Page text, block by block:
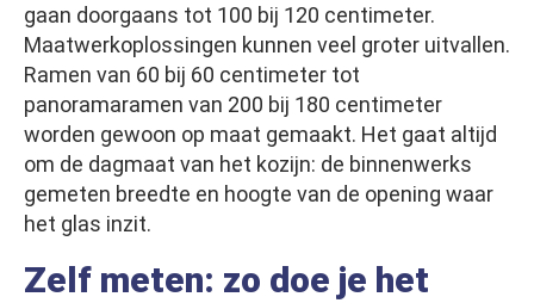
gaan doorgaans tot 100 bij 120 centimeter.
Maatwerkoplossingen kunnen veel groter uitvallen.
Ramen van 60 bij 60 centimeter tot
panoramaramen van 200 bij 180 centimeter
worden gewoon op maat gemaakt. Het gaat altijd
om de dagmaat van het kozijn: de binnenwerks
gemeten breedte en hoogte van de opening waar
het glas inzit.
Zelf meten: zo doe je het